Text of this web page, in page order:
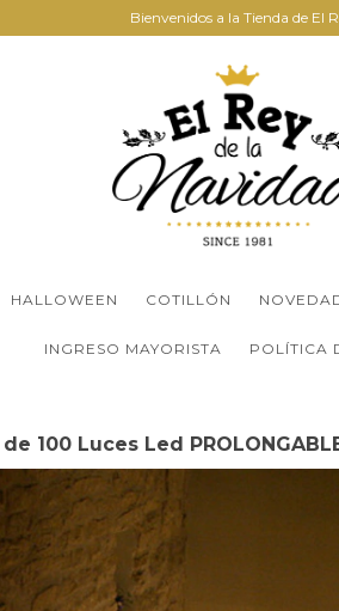
Bienvenidos a la Tienda de El
HALLOWEEN COTILLÓN
INGRESO MAYORISTA POLÍTICA
100 Luces Led